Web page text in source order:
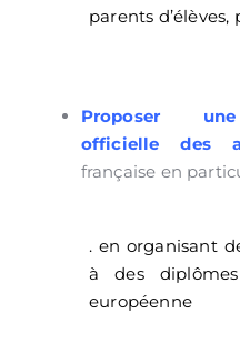
parents d’élèves,
Proposer
officielle des
française en
. en organisant
à des
européenne